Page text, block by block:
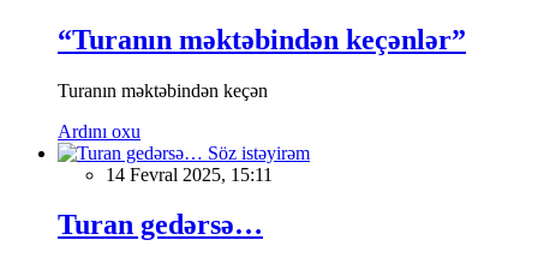
“Turanın məktəbindən keçənlər”
Turanın məktəbindən keçən
Ardını oxu
Söz istəyirəm
14 Fevral 2025, 15:11
Turan gedərsə…